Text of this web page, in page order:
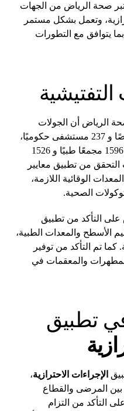
صحة الرياض من الجهات
وتعمل بشكل مستمر
يتوافق مع التطورات
الرياض أن الجولات
التفتيشية شملت 49 مستشفى خاصًا و 237 مستشفى حكوميًا،
بالإضافة إلى 346 مركزًا حكوميًا و 1596 مجمعًا طبيًا و 1526
التحقق من تطبيق معايير
الوقائية اللازمة،
الصحية.
التأكد من تطبيق
الأسطح والمعدات الطبية،
كما تم التأكد من توفير
والمعقمات في
تطبيق
الإجراءات الاحترازية،
بين المرضى والقطاع
التأكد من التزام